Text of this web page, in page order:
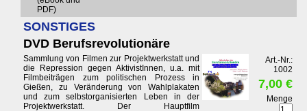
PDF)
SONSTIGES
DVD Berufsrevolutionäre
Sammlung von Filmen zur Projektwerkstatt und
die Repression gegen AktivistInnen, u.a. mit
Filmbeiträgen zum politischen Prozess in
Gießen, zu Veränderung von Wahlplakaten
und zum selbstorganisierten Leben in der
Projektwerkstatt. Der Hauptfilm
Art.-Nr.:
1002
7,00 €
Menge